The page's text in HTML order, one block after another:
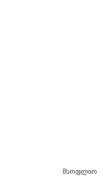
მსოფლიო